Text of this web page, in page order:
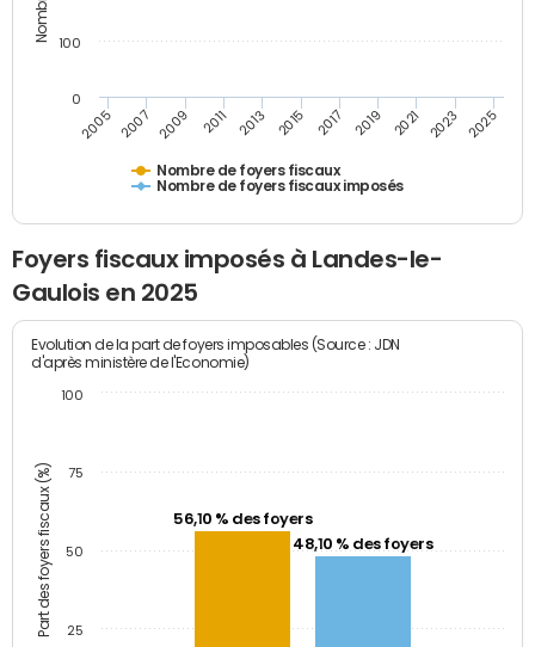
Nombre de foyers fiscaux
Nombre de foyers fiscaux imposés
2005 2007 2009 2011 2013 2015 2017 2019 2021 2023 2025
0
100
Foyers fiscaux imposés à Landes-le-
Gaulois en 2025
Part des foyers fiscaux (%)
Evolution de la part de foyers imposables (Source : JDN
d'après ministère de l'Economie)
56,10 % des foyers
48,10 % des foyers
25
50
75
100